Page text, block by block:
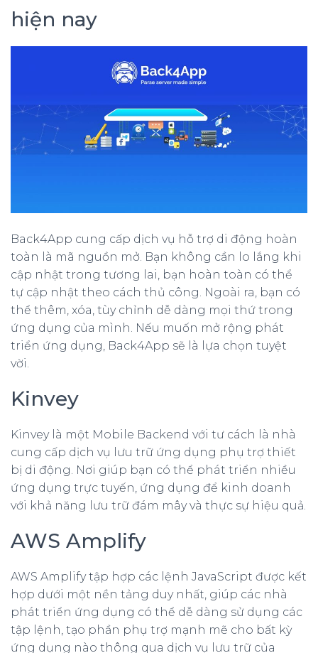
hiện nay
Back4App cung cấp dịch vụ hỗ trợ di động hoàn
toàn là mã nguồn mở. Bạn không cần lo lắng khi
cập nhật trong tương lai, bạn hoàn toàn có thể
tự cập nhật theo cách thủ công. Ngoài ra, bạn có
thể thêm, xóa, tùy chỉnh dễ dàng mọi thứ trong
ứng dụng của mình. Nếu muốn mở rộng phát
triển ứng dụng, Back4App sẽ là lựa chọn tuyệt
vời.
Kinvey
Kinvey là một Mobile Backend với tư cách là nhà
cung cấp dịch vụ lưu trữ ứng dụng phụ trợ thiết
bị di động. Nơi giúp bạn có thể phát triển nhiều
ứng dụng trực tuyến, ứng dụng để kinh doanh
với khả năng lưu trữ đám mây và thực sự hiệu quả.
AWS Amplify
AWS Amplify tập hợp các lệnh JavaScript được kết
hợp dưới một nền tảng duy nhất, giúp các nhà
phát triển ứng dụng có thể dễ dàng sử dụng các
tập lệnh, tạo phần phụ trợ mạnh mẽ cho bất kỳ
ứng dụng nào thông qua dịch vụ lưu trữ của